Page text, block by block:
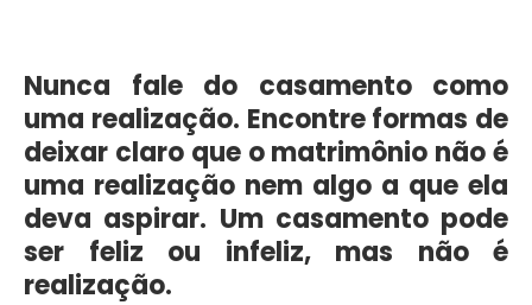
Nunca fale do casamento como
uma realização. Encontre formas de
deixar claro que o matrimônio não é
uma realização nem algo a que ela
deva aspirar. Um casamento pode
ser feliz ou infeliz, mas não é
realização.